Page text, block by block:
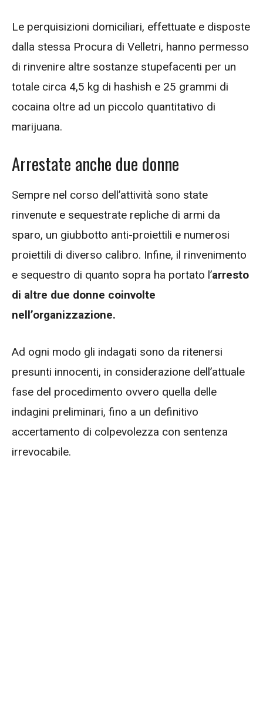
Le perquisizioni domiciliari, effettuate e disposte
dalla stessa Procura di Velletri, hanno permesso
di rinvenire altre sostanze stupefacenti per un
totale circa 4,5 kg di hashish e 25 grammi di
cocaina oltre ad un piccolo quantitativo di
marijuana.
Arrestate anche due donne
Sempre nel corso dell’attività sono state
rinvenute e sequestrate repliche di armi da
sparo, un giubbotto anti-proiettili e numerosi
proiettili di diverso calibro. Infine, il rinvenimento
e sequestro di quanto sopra ha portato l’arresto
di altre due donne coinvolte
nell’organizzazione.
Ad ogni modo gli indagati sono da ritenersi
presunti innocenti, in considerazione dell’attuale
fase del procedimento ovvero quella delle
indagini preliminari, fino a un definitivo
accertamento di colpevolezza con sentenza
irrevocabile.